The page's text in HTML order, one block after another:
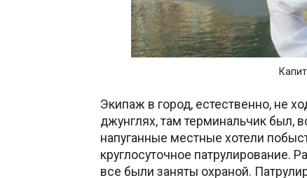
Экипаж в город, естественно, не
джунглях, там терминальчик был,
напуганные местные хотели
круглосуточное патрулирование.
все были заняты охраной.